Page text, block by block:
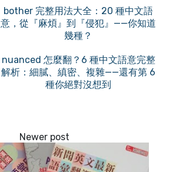
bother 完整用法大全：20 種中文語
意，從『麻煩』到『侵犯』——你知道
幾種？
nuanced 怎麼翻？6 種中文語意完整
解析：細膩、縝密、複雜——還有第 6
種你絕對沒想到